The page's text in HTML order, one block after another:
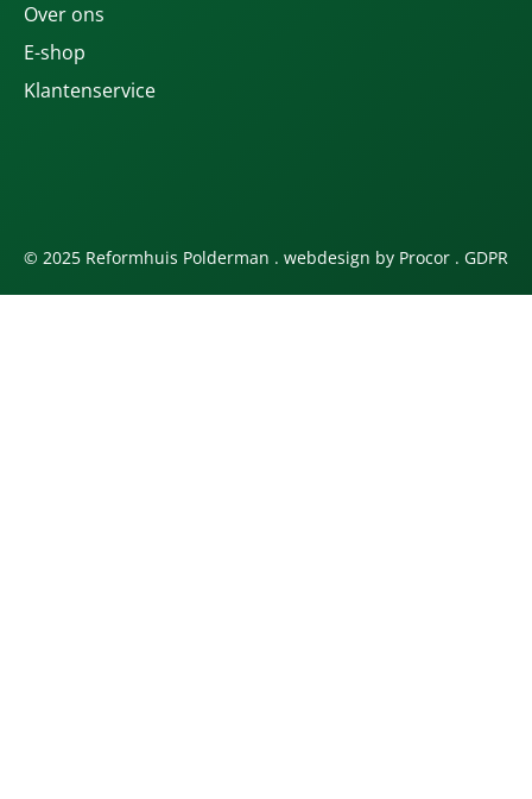
Over ons
E-shop
Klantenservice
© 2025 Reformhuis Polderman . webdesign by Procor . GDPR